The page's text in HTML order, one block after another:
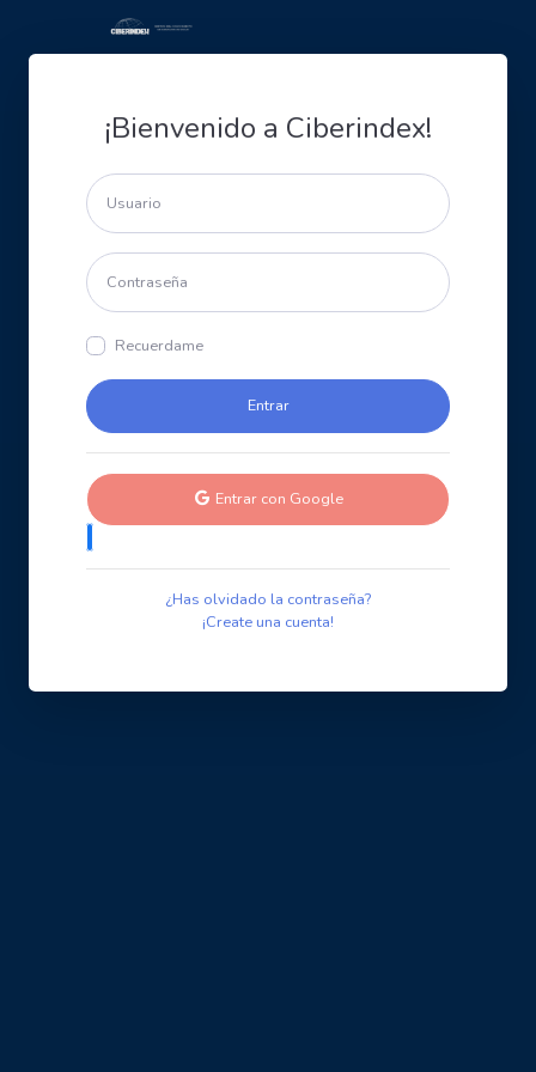
¡Bienvenido a Ciberindex!
Recuerdame
Entrar con Google
¿Has olvidado la contraseña?
¡Create una cuenta!